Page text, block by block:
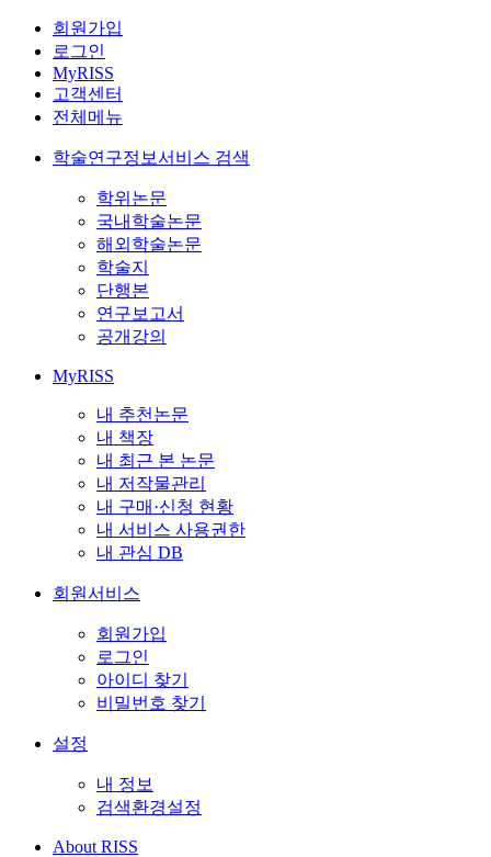
회원가입
로그인
MyRISS
고객센터
전체메뉴
학술연구정보서비스 검색
학위논문
국내학술논문
해외학술논문
학술지
단행본
연구보고서
공개강의
MyRISS
내 추천논문
내 책장
내 최근 본 논문
내 저작물관리
내 구매·신청 현황
내 서비스 사용권한
내 관심 DB
회원서비스
회원가입
로그인
아이디 찾기
비밀번호 찾기
설정
내 정보
검색환경설정
About RISS